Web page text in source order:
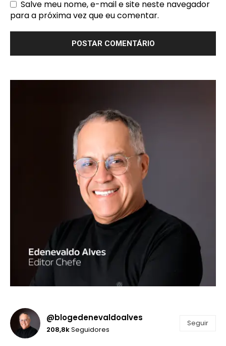
Salve meu nome, e-mail e site neste navegador
para a próxima vez que eu comentar.
@blogedenevaldoalves
208,8kSeguidores
Seguir